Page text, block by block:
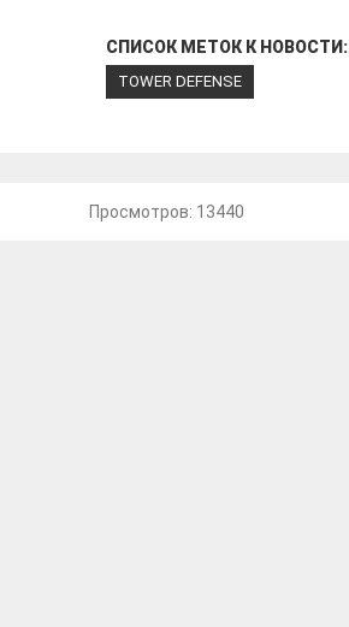
СПИСОК МЕТОК К НОВОСТИ:
TOWER DEFENSE
Просмотров: 13440